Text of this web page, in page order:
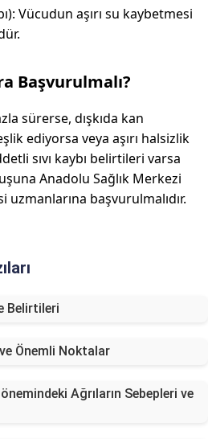
Vücudun aşırı su kaybetmesi
Başvurulmalı?
sürerse, dışkıda kan
ediyorsa veya aşırı halsizlik
sıvı kaybı belirtileri varsa
Anadolu Sağlık Merkezi
başvurulmalıdır.
Belirtileri
Önemli Noktalar
Ağrıların Sebepleri ve